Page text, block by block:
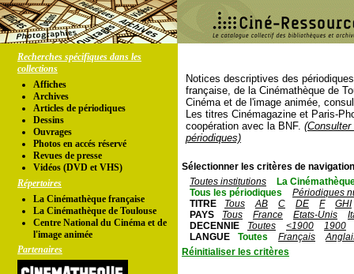
Recherches spécifiques dans les
collections
Affiches
Archives
Articles de périodiques
Dessins
Ouvrages
Photos en accés réservé
Revues de presse
Vidéos (DVD et VHS)
Répertoires
La Cinémathèque française
La Cinémathèque de Toulouse
Centre National du Cinéma et de
l'image animée
Partenaires
Notices descriptives des
française, de la Cinémathèque de
Cinéma et de l'image animée,
Les titres Cinémagazine et Paris-
coopération avec la BNF.
périodiques)
Sélectionner les critères de
Toutes institutions
La
Tous les périodiques
Périodiques
TITRE
Tous AB C DE F
GHI
PAYS
Tous France Etats-Unis
DECENNIE
Toutes <1900
1900
LANGUE
Toutes Français
Réinitialiser les critères